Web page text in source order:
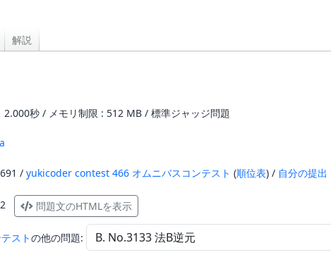
解説
秒 / メモリ制限 : 512 MB / 標準ジャッジ問題
/ yukicoder contest 466 オムニバスコンテスト (順位表) / 自分の提出
問題文のHTMLを表示
ストの他の問題: